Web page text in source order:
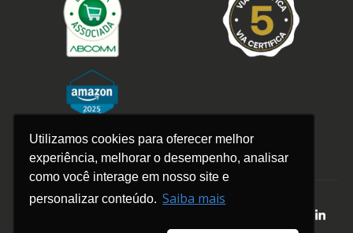
Utilizamos cookies para oferecer melhor
experiência, melhorar o desempenho, analisar
como você interage em nosso site e
personalizar conteúdo. Saiba mais